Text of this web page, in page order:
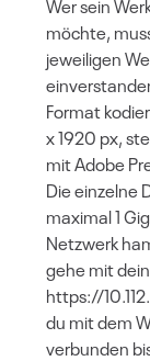
Wer sein
möchte,
jeweiligen
Format
x 1920 px,
mit Adobe
Die einzelne
maximal 1
Netzwerk
gehe mit
https://
du mit dem
verbunden